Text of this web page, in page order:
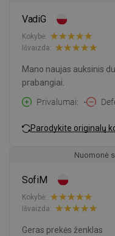
VadiG
Kokybė:
Išvaizda:
Mano naujas auksinis
prabangiai.
Privalumai
-
Parodykite originalų
Nuomonė
SofiM
Kokybė:
Išvaizda:
Geras prekės ženklas